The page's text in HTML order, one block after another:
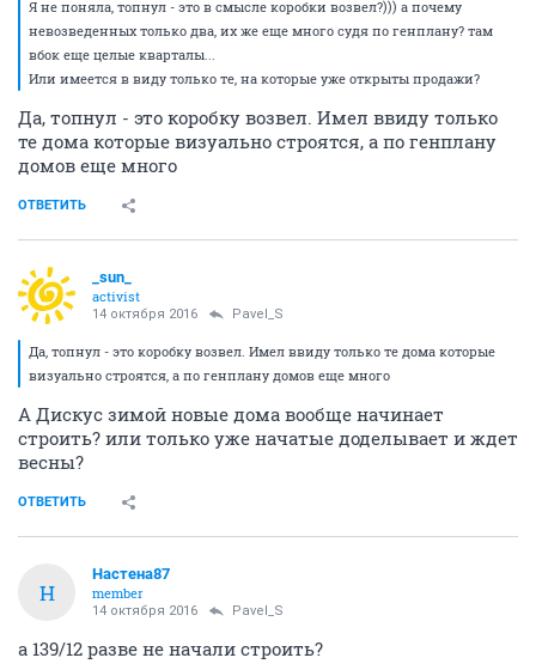
Я не поняла, топнул - это в смысле коробки возвел?))) а почему
невозведенных только два, их же еще много судя по генплану? там
вбок еще целые кварталы...
Или имеется в виду только те, на которые уже открыты продажи?
Да, топнул - это коробку возвел. Имел ввиду только
те дома которые визуально строятся, а по генплану
домов еще много
ОТВЕТИТЬ
_sun_
activist
14 октября 2016 Pavel_S
Да, топнул - это коробку возвел. Имел ввиду только те дома которые
визуально строятся, а по генплану домов еще много
А Дискус зимой новые дома вообще начинает
строить? или только уже начатые доделывает и ждет
весны?
ОТВЕТИТЬ
Н
Настена87
member
14 октября 2016 Pavel_S
а 139/12 разве не начали строить?